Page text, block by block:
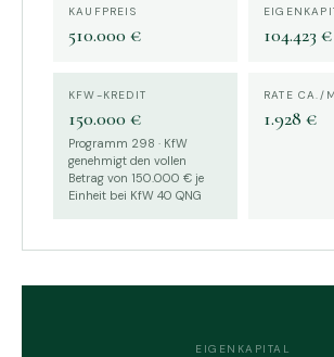
KAUFPREIS
510.000 € 104.423 €
KFW-KREDIT
150.000 €
Programm 298 · KfW
genehmigt den vollen
Betrag von 150.000 € je
Einheit bei KfW 40 QNG
RATE CA./
1.928 €
EIGENKAPITAL